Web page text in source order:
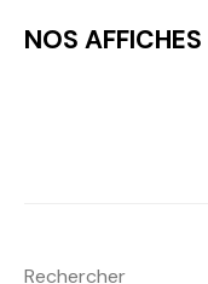
NOS AFFICHES
Rechercher